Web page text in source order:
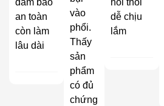
an toàn
còn làm
lâu dài
vào
phổi.
Thấy
sản
phẩm
có đủ
chứng
dễ chịu
lắm